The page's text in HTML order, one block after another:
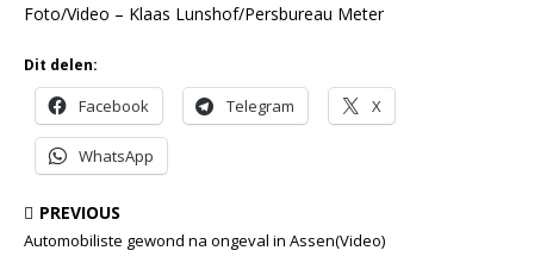
Foto/Video – Klaas Lunshof/Persbureau Meter
Dit delen:
Facebook Telegram X
WhatsApp
PREVIOUS
Automobiliste gewond na ongeval in Assen(Video)